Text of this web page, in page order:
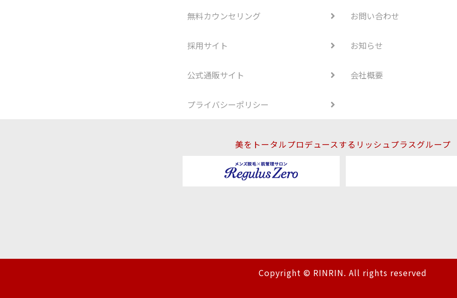
無料カウンセリング お問い合わせ
採用サイト お知らせ
公式通販サイト 会社概要
プライバシーポリシー
美をトータルプロデュースするリッシュプラスグループ
Copyright © RINRIN. All rights reserved